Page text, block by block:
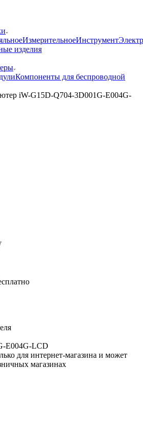
ИзмерительноеИнструмент
изделия
Компоненты для беспроводной
iW-G15D-Q704-3D001G-E004G-
E004G-LCD
для интернет-магазина и может
магазинах